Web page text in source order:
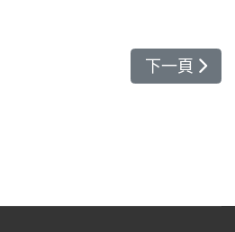
居家訪視出任務 推動居家賦
下一篇文章
下一頁